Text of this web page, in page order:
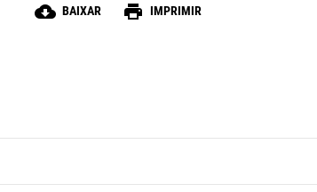
cloud_download BAIXAR print IMPRIMIR